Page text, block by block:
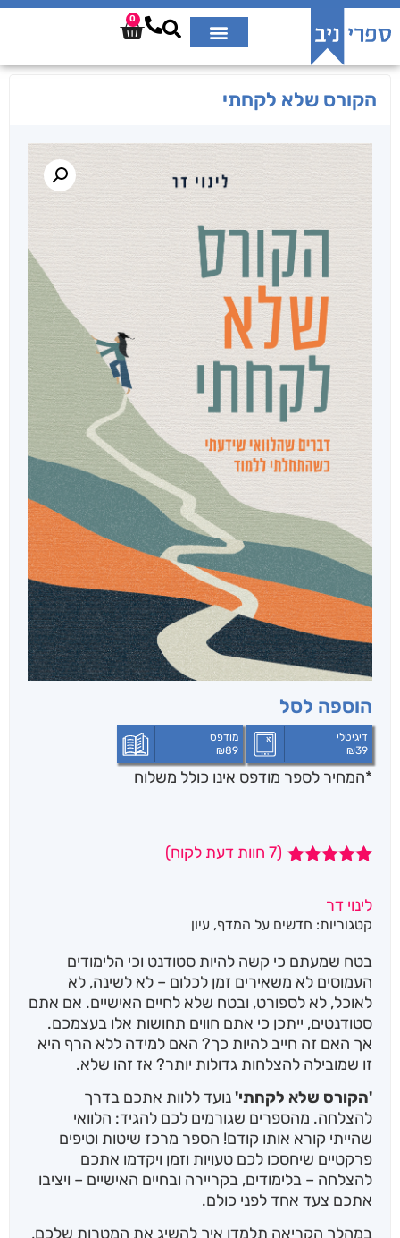
0
הקורס שלא לקחתי
הוספה לסל
דיגיטלי
₪39
מודפס
₪89
*המחיר לספר מודפס אינו כולל משלוח
מבוסס על
דירוגים של
(
7 חוות דעת לקוח)
לינוי דר
קטגוריות: חדשים על המדף, עיון
בטח שמעתם כי קשה להיות סטודנט וכי הלימודים
העמוסים לא משאירים זמן לכלום – לא לשינה, לא
לאוכל, לא לספורט, ובטח שלא לחיים האישיים. אם אתם
סטודנטים, ייתכן כי אתם חווים תחושות אלו בעצמכם.
אך האם זה חייב להיות כך? האם למידה ללא הרף היא
זו שמובילה להצלחות גדולות יותר? אז זהו שלא.
'הקורס שלא לקחתי'נועד ללוות אתכם בדרך
להצלחה. מהספרים שגורמים לכם להגיד: הלוואי
שהייתי קורא אותו קודם! הספר מרכז שיטות וטיפים
פרקטיים שיחסכו לכם טעויות וזמן ויקדמו אתכם
להצלחה – בלימודים, בקריירה ובחיים האישיים – ויציבו
אתכם צעד אחד לפני כולם.
במהלך הקריאה תלמדו איך להשיג את המטרות שלכם,